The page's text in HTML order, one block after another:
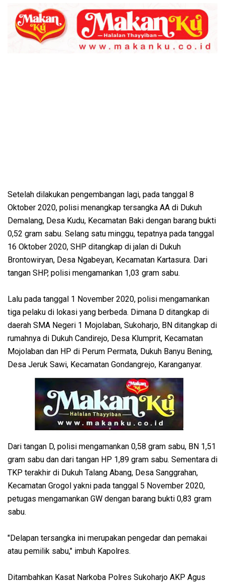
Setelah dilakukan pengembangan lagi, pada tanggal 8
Oktober 2020, polisi menangkap tersangka AA di Dukuh
Demalang, Desa Kudu, Kecamatan Baki dengan barang bukti
0,52 gram sabu. Selang satu minggu, tepatnya pada tanggal
16 Oktober 2020, SHP ditangkap di jalan di Dukuh
Brontowiryan, Desa Ngabeyan, Kecamatan Kartasura. Dari
tangan SHP, polisi mengamankan 1,03 gram sabu.
Lalu pada tanggal 1 November 2020, polisi mengamankan
tiga pelaku di lokasi yang berbeda. Dimana D ditangkap di
daerah SMA Negeri 1 Mojolaban, Sukoharjo, BN ditangkap di
rumahnya di Dukuh Candirejo, Desa Klumprit, Kecamatan
Mojolaban dan HP di Perum Permata, Dukuh Banyu Bening,
Desa Jeruk Sawi, Kecamatan Gondangrejo, Karanganyar.
Dari tangan D, polisi mengamankan 0,58 gram sabu, BN 1,51
gram sabu dan dari tangan HP 1,89 gram sabu. Sementara di
TKP terakhir di Dukuh Talang Abang, Desa Sanggrahan,
Kecamatan Grogol yakni pada tanggal 5 November 2020,
petugas mengamankan GW dengan barang bukti 0,83 gram
sabu.
"Delapan tersangka ini merupakan pengedar dan pemakai
atau pemilik sabu," imbuh Kapolres.
Ditambahkan Kasat Narkoba Polres Sukoharjo AKP Agus